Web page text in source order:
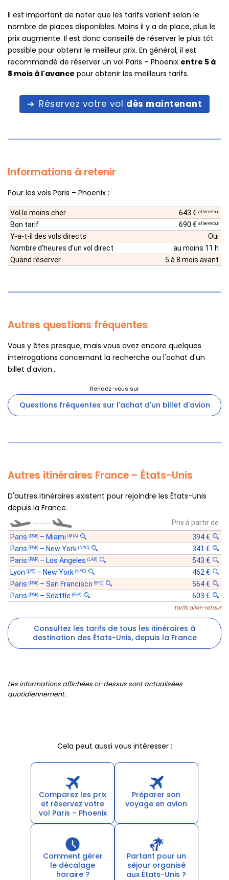
Il est important de noter que les tarifs varient selon le
nombre de places disponibles. Moins il y a de place, plus le
prix augmente. Il est donc conseillé de réserver le plus tôt
possible pour obtenir le meilleur prix. En général, il est
recommandé de réserver un vol Paris – Phoenix entre 5 à
8 mois à l'avance pour obtenir les meilleurs tarifs.
Réservez votre vol dès maintenant
Informations à retenir
Pour les vols Paris – Phoenix :
Vol le moins cher 643 € aller-retour
Bon tarif 690 € aller-retour
Y-a-t-il des vols directs
Oui
Nombre d'heures d'un vol direct
au moins 11 h
Quand réserver
5 à 8 mois avant
Autres questions fréquentes
Vous y êtes presque, mais vous avez encore quelques
interrogations concernant la recherche ou l'achat d'un
billet d'avion...
Questions fréquentes sur l'achat d'un billet d'avion
Autres itinéraires France – États-Unis
D'autres itinéraires existent pour rejoindre les États-Unis
depuis la France.
Prix à partir de
Paris (PAR) – Miami (MIA)
394 €
Paris (PAR) – New York (NYC)
341 €
Paris (PAR) – Los Angeles (LAX)
543 €
Lyon (LYS) – New York (NYC)
462 €
Paris (PAR) – San Francisco (SFO)
564 €
Paris (PAR) – Seattle (SEA) 603 €
tarifs aller-retour
Consultez les tarifs de tous les itinéraires à
destination des États-Unis, depuis la France
Les informations affichées ci-dessus sont actualisées
quotidiennement.
Cela peut aussi vous intéresser :
Comparez les prix
et réservez votre
vol Paris – Phoenix
Préparer son
voyage en avion
Comment gérer
le décalage
horaire ?
Partant pour un
séjour organisé
aux États-Unis ?